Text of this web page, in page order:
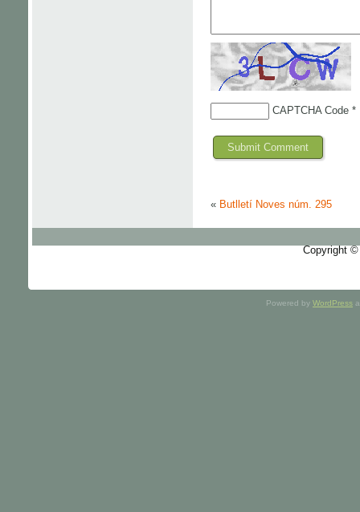
CAPTCHA Code *
« Butlletí Noves núm. 295
Copyright ©
Powered by WordPress